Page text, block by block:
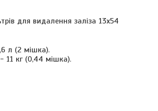
для видалення заліза 13x54
л (2 мішка).
- 11 кг (0,44 мішка).